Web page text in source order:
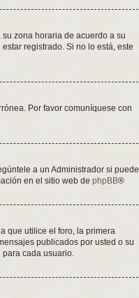
zona horaria de acuerdo a su
registrado. Si no lo está, este
Por favor comuníquese con
a un Administrador si puede
en el sitio web de phpBB®
que utilice el foro, la primera
publicados por usted o su
para cada usuario.